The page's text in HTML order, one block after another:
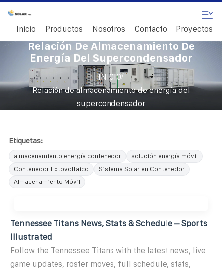
Inicio Productos Nosotros Contacto Proyectos
Relación De Almacenamiento De
Energía Del Supercondensador
INICIO/
Relación de almacenamiento de energía del
supercondensador
Etiquetas:
almacenamiento energía contenedor
solución energía móvil
Contenedor Fotovoltaico
Sistema Solar en Contenedor
Almacenamiento Móvil
Tennessee Titans News, Stats & Schedule – Sports
Illustrated
Follow the Tennessee Titans with the latest news, live
game updates, roster moves, full schedule, stats,